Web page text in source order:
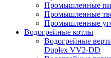
Промышленные
Промышленные
Промышленные
Водогрейные котлы
Водогрейные
Duplex VV2-DD